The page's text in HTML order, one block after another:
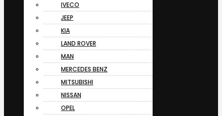
IVECO
JEEP
KIA
LAND ROVER
MAN
MERCEDES BENZ
MITSUBISHI
NISSAN
OPEL